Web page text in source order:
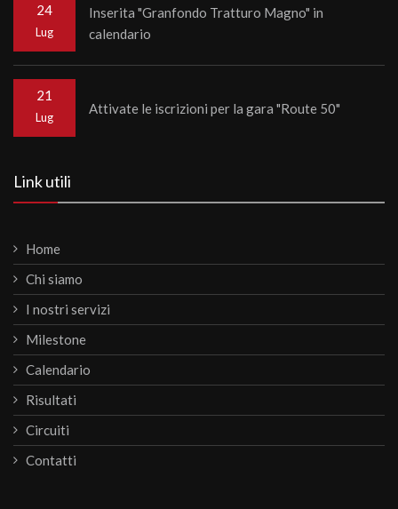
24
Lug
Inserita "Granfondo Tratturo Magno" in
calendario
21
Lug
Attivate le iscrizioni per la gara "Route 50"
Link utili
Home
Chi siamo
I nostri servizi
Milestone
Calendario
Risultati
Circuiti
Contatti